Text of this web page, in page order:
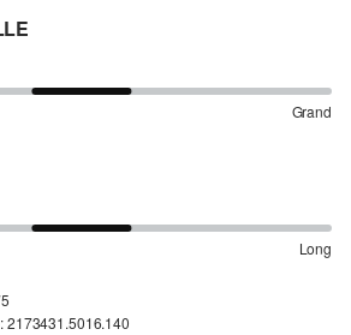
Grand
Long
2173431.5016.140